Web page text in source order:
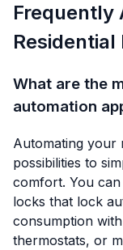
Frequently
What are the
automation
Automating your
possibilities to
comfort. You
locks that lock
consumption
thermostats, or